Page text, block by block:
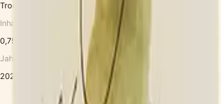
Trocken
Inhalt
0,75 l
Jahrgang
2023